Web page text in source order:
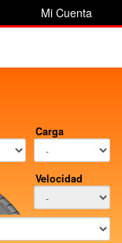
Mi Cuenta
Carga
Velocidad